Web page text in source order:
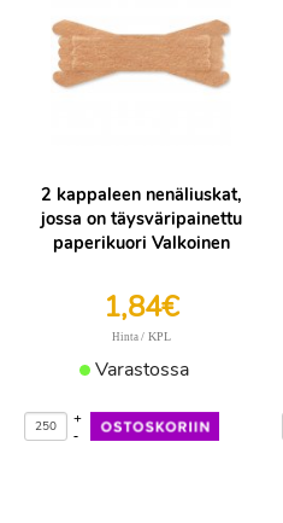
2 kappaleen nenäliuskat,
jossa on täysväripainettu
paperikuori Valkoinen
1,84€
Hinta / KPL
Varastossa
-
+